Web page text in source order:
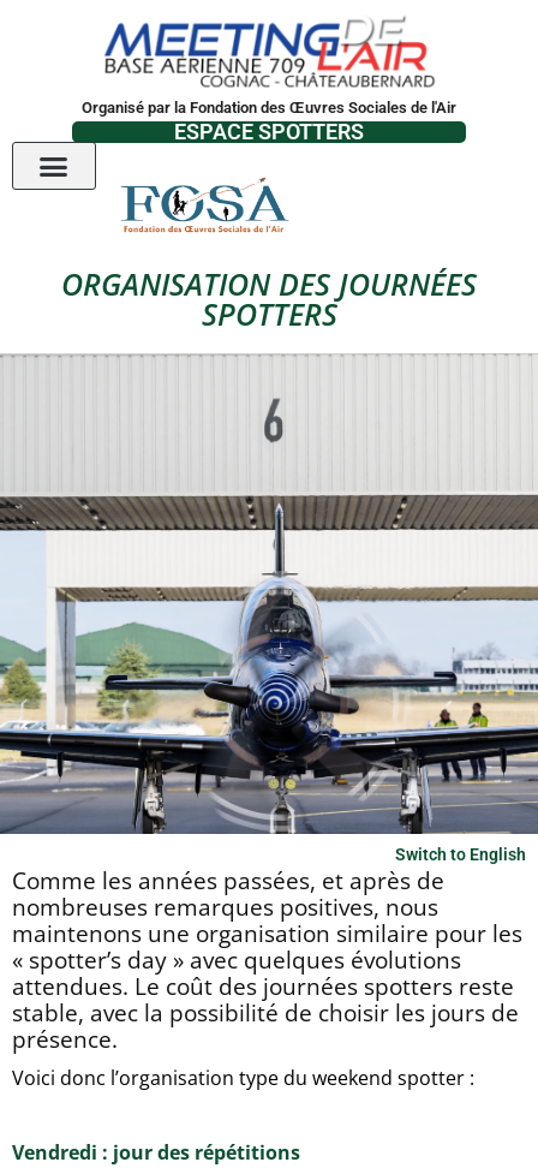
Organisé par la Fondation des Œuvres Sociales de l'Air
ESPACE SPOTTERS
ORGANISATION DES JOURNÉES
SPOTTERS
Switch to English
Comme les années passées, et après de
nombreuses remarques positives, nous
maintenons une organisation similaire pour les
« spotter’s day » avec quelques évolutions
attendues. Le coût des journées spotters reste
stable, avec la possibilité de choisir les jours de
présence.
Voici donc l’organisation type du weekend spotter :
Vendredi : jour des répétitions